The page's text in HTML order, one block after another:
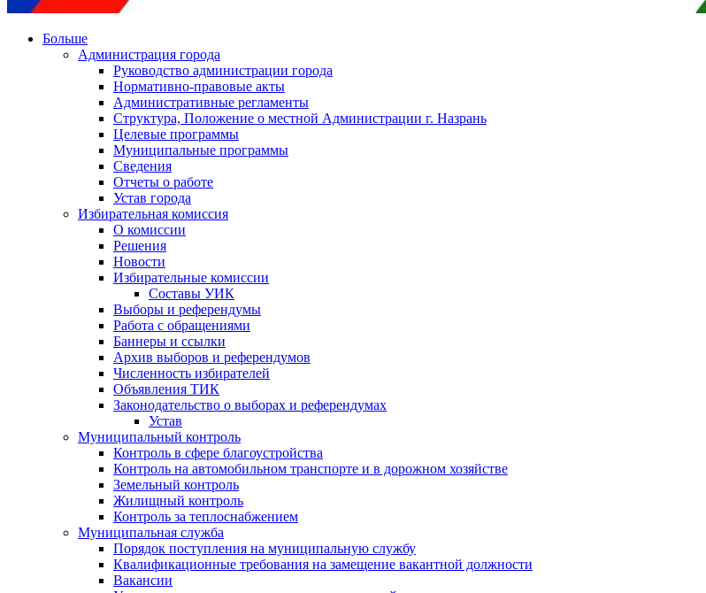
Больше
Администрация города
Руководство администрации города
Нормативно-правовые акты
Административные регламенты
Структура, Положение о местной Администрации г. Назрань
Целевые программы
Муниципальные программы
Сведения
Отчеты о работе
Устав города
Избирательная комиссия
О комиссии
Решения
Новости
Избирательные комиссии
Составы УИК
Выборы и референдумы
Работа с обращениями
Баннеры и ссылки
Архив выборов и референдумов
Численность избирателей
Объявления ТИК
Законодательство о выборах и референдумах
Устав
Муниципальный контроль
Контроль в сфере благоустройства
Контроль на автомобильном транспорте и в дорожном хозяйстве
Земельный контроль
Жилищный контроль
Контроль за теплоснабжением
Муниципальная служба
Порядок поступления на муниципальную службу
Квалификационные требования на замещение вакантной должности
Вакансии